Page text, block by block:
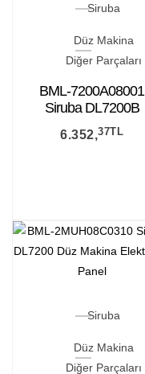
Siruba
Düz Makina
Diğer Parçaları
BML-7200A08001
Siruba DL7200B
Düz Makina Ekran
6.352,37TL
Siruba
Düz Makina
Diğer Parçaları